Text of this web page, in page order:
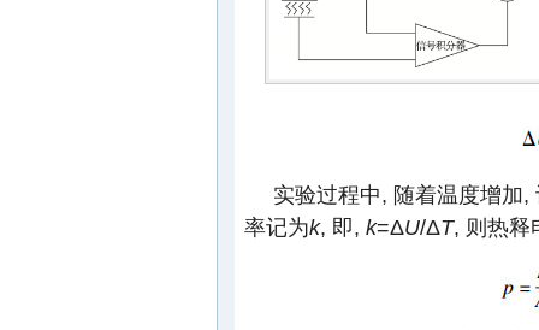
实验过程中, 随着温度增加
率记为k, 即, k=ΔU/ΔT, 则热释